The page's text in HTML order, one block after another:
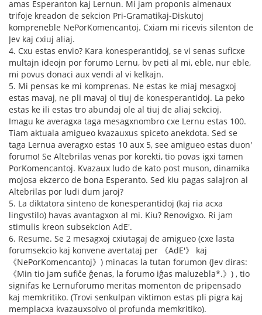
amas Esperanton kaj Lernun. Mi jam proponis almenaux
trifoje kreadon de sekcion Pri-Gramatikaj-Diskutoj
kompreneble NePorKomencantoj. Cxiam mi ricevis silenton de
Jev kaj cxiuj aliaj.
4. Cxu estas envio? Kara konesperantidoj, se vi senas suficxe
multajn ideojn por forumo Lernu, bv peti al mi, eble, nur eble,
mi povus donaci aux vendi al vi kelkajn.
5. Mi pensas ke mi komprenas. Ne estas ke miaj mesagxoj
estas mavaj, ne pli mavaj ol tiuj de konesperantidoj. La peko
estas ke ili estas tro abundaj ole al tiuj de aliaj sekcioj.
Imagu ke averagxa taga mesagxnombro cxe Lernu estas 100.
Tiam aktuala amigueo kvazauxus spiceto anekdota. Sed se
taga Lernua averagxo estas 10 aux 5, see amigueo estas duon'
forumo! Se Altebrilas venas por korekti, tio povas igxi tamen
PorKomencantoj. Kvazaux ludo de kato post muson, dinamika
mojosa ekzerco de bona Esperanto. Sed kiu pagas salajron al
Altebrilas por ludi dum jaroj?
5. La diktatora sinteno de konesperantidoj (kaj ria acxa
lingvstilo) havas avantagxon al mi. Kiu? Renovigxo. Ri jam
stimulis kreon subsekcion AdE'.
6. Resume. Se 2 mesagxoj cxiutagaj de amigueo (cxe lasta
forumsekcio kaj konvene avertataj per 《AdE'》 kaj
《NePorKomencantoj》) minacas la tutan forumon (Jev diras:
《Min tio jam sufiĉe ĝenas, la forumo iĝas maluzebla*.》) , tio
signifas ke Lernuforumo meritas momenton de pripensado
kaj memkritiko. (Trovi senkulpan viktimon estas pli pigra kaj
memplacxa kvazauxsolvo ol profunda memkritiko).